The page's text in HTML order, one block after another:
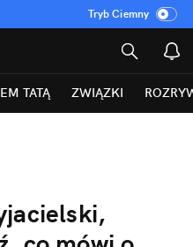
Tryb Ciemny
TATĄ ZWIĄZKI